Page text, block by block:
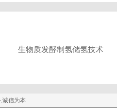
生物质发酵制氢储氢技术
信为本 